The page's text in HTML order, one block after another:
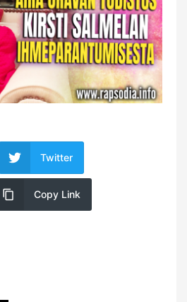
Twitter
Copy Link